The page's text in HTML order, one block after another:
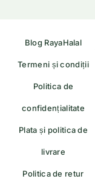
Blog RayaHalal
Termeni și condiții
Politica de
confidențialitate
Plata și politica de
livrare
Politica de retur